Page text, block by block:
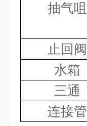
抽气咀
止回阀
水箱
三通
连接管